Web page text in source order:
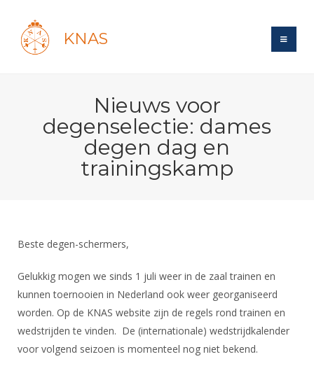
KNAS
Recent posts
Maandelijks archief
Evenement
Website
Gebruiksvoorwaarden
Bond
Reglementen
Organisatie
Bestuur
Schermen
Veteranen
Lichtzwaardschermen
Wedstrijdsport
Ranglijsten
Inschrijven
Oranje
DBT
Ouders en vereniging
Jeugdkampen
Brassardsysteem
Schermforum
Nieuws
Contact
NK organiseren
Nieuws voor
degenselectie: dames
degen dag en
trainingskamp
Beste degen-schermers,
Gelukkig mogen we sinds 1 juli weer in de zaal trainen en
kunnen toernooien in Nederland ook weer georganiseerd
worden. Op de KNAS website zijn de regels rond trainen en
wedstrijden te vinden. De (internationale) wedstrijdkalender
voor volgend seizoen is momenteel nog niet bekend.